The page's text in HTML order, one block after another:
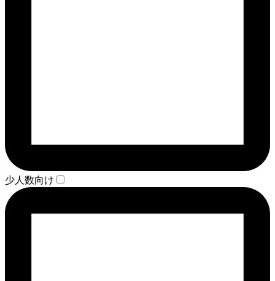
少人数向け